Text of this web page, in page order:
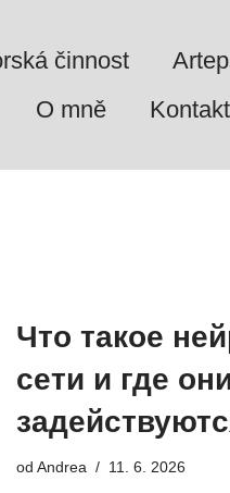
činnost
O mně Kontakt
Что такое
сети и где
od Andrea 11. 6. 2026